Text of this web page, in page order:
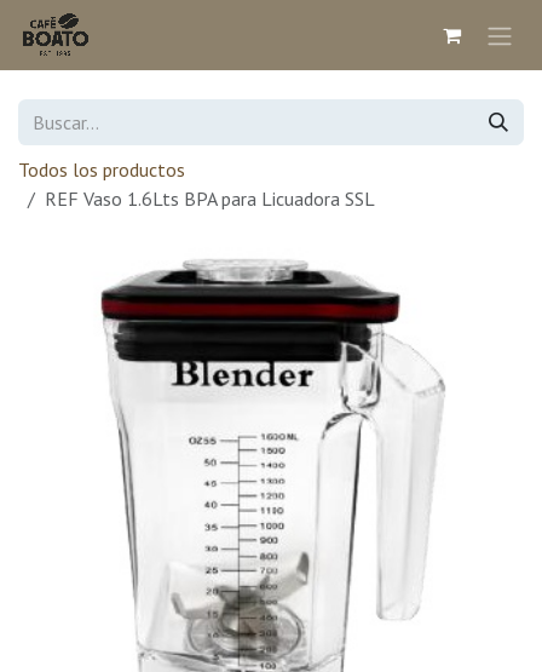
Ir al contenido
Todos los productos
REF Vaso 1.6Lts BPA para Licuadora SSL